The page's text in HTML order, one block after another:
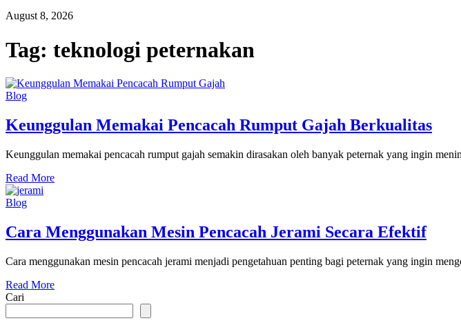
August 8, 2026
Tag: teknologi peternakan
Blog
Keunggulan Memakai Pencacah Rumput Gajah Berkualitas
Keunggulan memakai pencacah rumput gajah semakin dirasakan oleh banyak peternak yang ingin
Read More
Blog
Cara Menggunakan Mesin Pencacah Jerami Secara Efektif
Cara menggunakan mesin pencacah jerami menjadi pengetahuan penting bagi peternak yang ingin
Read More
Cari